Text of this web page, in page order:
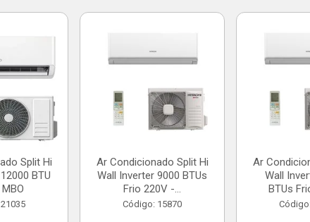
Split Hi
BTU
Ar Condicionado Split Hi
Wall Inverter 9000 BTUs
Frio 220V -...
Código: 15870
Ar
Wall
BTUs